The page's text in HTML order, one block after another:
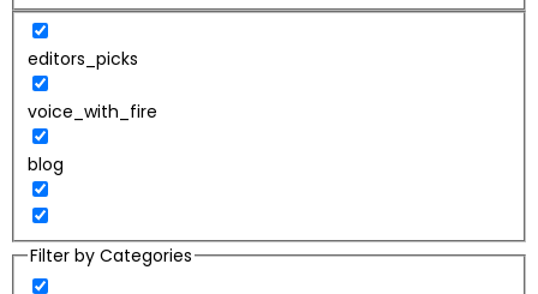
editors_picks
voice_with_fire
blog
Filter by Categories